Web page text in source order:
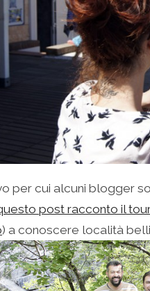
per cui alcuni blogger
post racconto il
) a conoscere località